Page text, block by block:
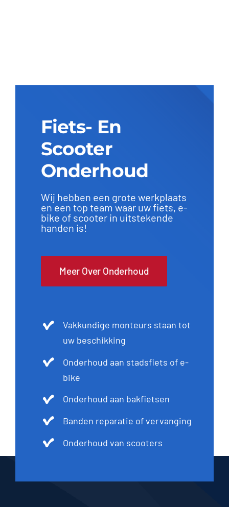
Fiets- En
Scooter
Onderhoud
Wij hebben een grote werkplaats
en een top team waar uw fiets, e-
bike of scooter in uitstekende
handen is!
Meer Over Onderhoud
Vakkundige monteurs staan tot
uw beschikking
Onderhoud aan stadsfiets of e-
bike
Onderhoud aan bakfietsen
Banden reparatie of vervanging
Onderhoud van scooters